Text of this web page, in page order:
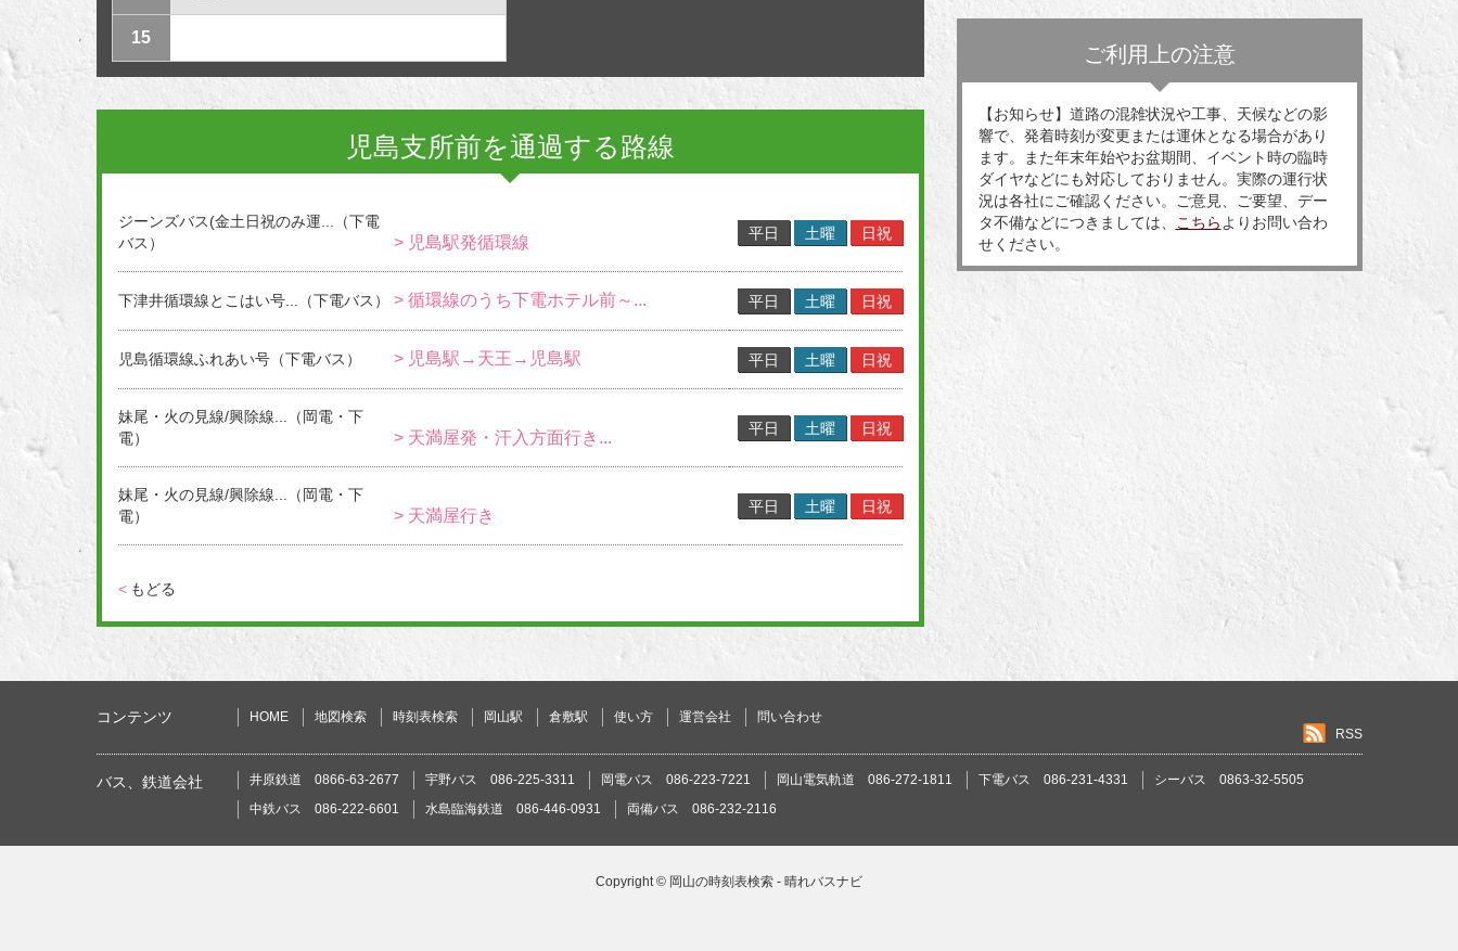
15
児島支所前を通過する路線
ジーンズバス(金土日祝のみ運...（下電
バス）
> 児島駅発循環線 平日 土曜 日祝
下津井循環線とこはい号...（下電バス） > 循環線のうち下電ホテル前～... 平日 土曜 日祝
児島循環線ふれあい号（下電バス） > 児島駅→天王→児島駅 平日 土曜 日祝
妹尾・火の見線/興除線...（岡電・下
電）
> 天満屋発・汗入方面行き... 平日 土曜 日祝
妹尾・火の見線/興除線...（岡電・下
電）
> 天満屋行き 平日 土曜 日祝
< もどる
ご利用上の注意
【お知らせ】道路の混雑状況や工事、天候などの影
響で、発着時刻が変更または運休となる場合があり
ます。また年末年始やお盆期間、イベント時の臨時
ダイヤなどにも対応しておりません。実際の運行状
況は各社にご確認ください。ご意見、ご要望、デー
タ不備などにつきましては、
こちら よりお問い合わ
せください。
コンテンツ HOME 地図検索 時刻表検索 岡山駅 倉敷駅 使い方 運営会社
問い合わせ
RSS
バス、鉄道会社 井原鉄道 0866-63-2677 宇野バス 086-225-3311 岡電バス 086-223-7221 岡山電気軌道 086-272-1811 下電バス 086-231-4331
シーバス 0863-32-5505
中鉄バス 086-222-6601
水島臨海鉄道 086-446-0931 両備バス 086-232-2116
Copyright © 岡山の時刻表検索 - 晴れバスナビ